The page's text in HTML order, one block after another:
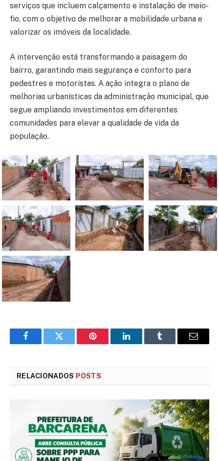
serviços que incluem calçamento e instalação de meio-
fio, com o objetivo de melhorar a mobilidade urbana e
valorizar os imóveis da localidade.
A intervenção está transformando a paisagem do
bairro, garantindo mais segurança e conforto para
pedestres e motoristas. A ação integra o plano de
melhorias urbanísticas da administração municipal, que
segue ampliando investimentos em diferentes
comunidades para elevar a qualidade de vida da
população.
FacebookTwitter Pinterest LinkedInTumblr
E-
RELACIONADOS POSTS